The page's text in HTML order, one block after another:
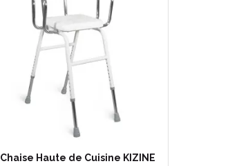
Chaise Haute de Cuisine KIZINE